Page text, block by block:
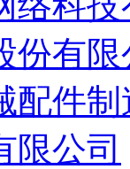
份有
配件
限公司